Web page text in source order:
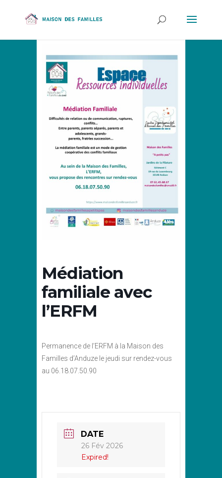
Médiation
familiale avec
l’ERFM
Permanence de l’ERFM à la Maison des
Familles d’Anduze le jeudi sur rendez-vous
au 06.18.07.50.90
DATE
26 Fév 2026
Expired!